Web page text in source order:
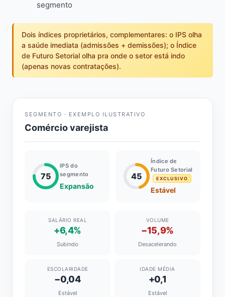
segmento
Dois índices proprietários, complementares: o IPS olha
a saúde imediata (admissões + demissões); o Índice
de Futuro Setorial olha pra onde o setor está indo
(apenas novas contratações).
SEGMENTO · EXEMPLO ILUSTRATIVO
Comércio varejista
75
IPS do
segmento
Expansão
45
Índice de
Futuro Setorial
EXCLUSIVO
Estável
SALÁRIO REAL
+6,4%
Subindo
VOLUME
−15,9%
Desacelerando
ESCOLARIDADE
−0,04
Estável
IDADE MÉDIA
+0,1
Estável